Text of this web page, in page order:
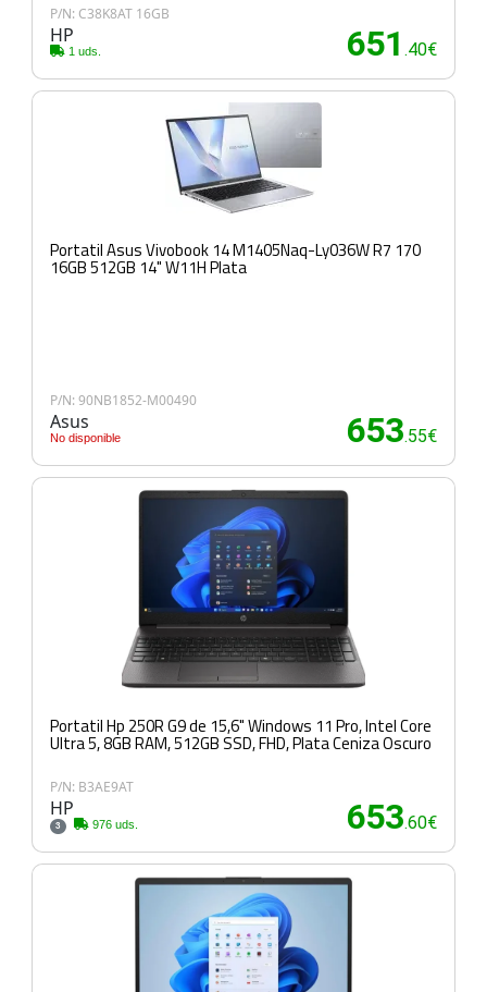
P/N: C38K8AT 16GB
HP
1 uds. 651 .40€
Portatil Asus Vivobook 14 M1405Naq-Ly036W R7 170
16GB 512GB 14" W11H Plata
P/N: 90NB1852-M00490
Asus
No disponible 653.55€
Portatil Hp 250R G9 de 15,6" Windows 11 Pro, Intel Core
Ultra 5, 8GB RAM, 512GB SSD, FHD, Plata Ceniza Oscuro
P/N: B3AE9AT
HP
3 976 uds. 653.60€